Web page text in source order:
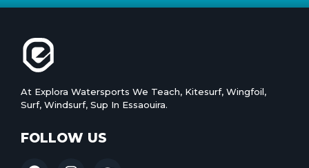
At Explora Watersports We Teach, Kitesurf, Wingfoil,
Surf, Windsurf, Sup In Essaouira.
FOLLOW US